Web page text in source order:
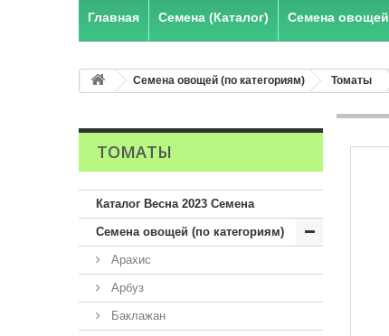
Главная Семена (Каталог) Семена овощей
Семена овощей (по категориям) Томаты
ТОМАТЫ
Каталог Весна 2023 Семена
Семена овощей (по категориям)
Арахис
Арбуз
Баклажан